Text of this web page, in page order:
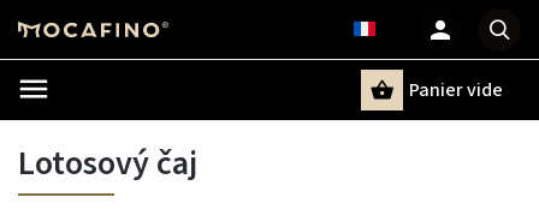
Panier vide
Lotosový čaj